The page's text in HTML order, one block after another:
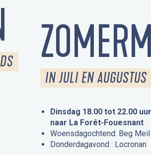
IN JULI EN AUGUSTUS
Dinsdag 18.00 tot 22.00
naar La Forêt-Fouesnant
Woensdagochtend: Beg
Donderdagavond : Locronan